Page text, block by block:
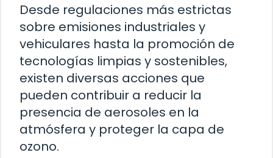
Desde regulaciones más estrictas
sobre emisiones industriales y
vehiculares hasta la promoción de
tecnologías limpias y sostenibles,
existen diversas acciones que
pueden contribuir a reducir la
presencia de aerosoles en la
atmósfera y proteger la capa de
ozono.